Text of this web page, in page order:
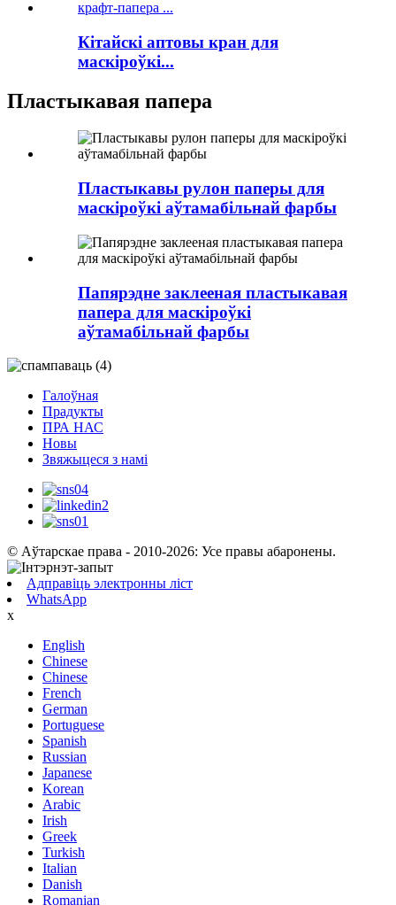
Кітайскі аптовы кран для
маскіроўкі...
Пластыкавая папера
Пластыкавы рулон паперы для
маскіроўкі аўтамабільнай фарбы
Папярэдне заклееная пластыкавая
папера для маскіроўкі
аўтамабільнай фарбы
Галоўная
Прадукты
ПРА НАС
Новы
Звяжыцеся з намі
© Аўтарскае права - 2010-2026: Усе правы абаронены.
Адправіць электронны ліст
WhatsApp
x
English
Chinese
Chinese
French
German
Portuguese
Spanish
Russian
Japanese
Korean
Arabic
Irish
Greek
Turkish
Italian
Danish
Romanian